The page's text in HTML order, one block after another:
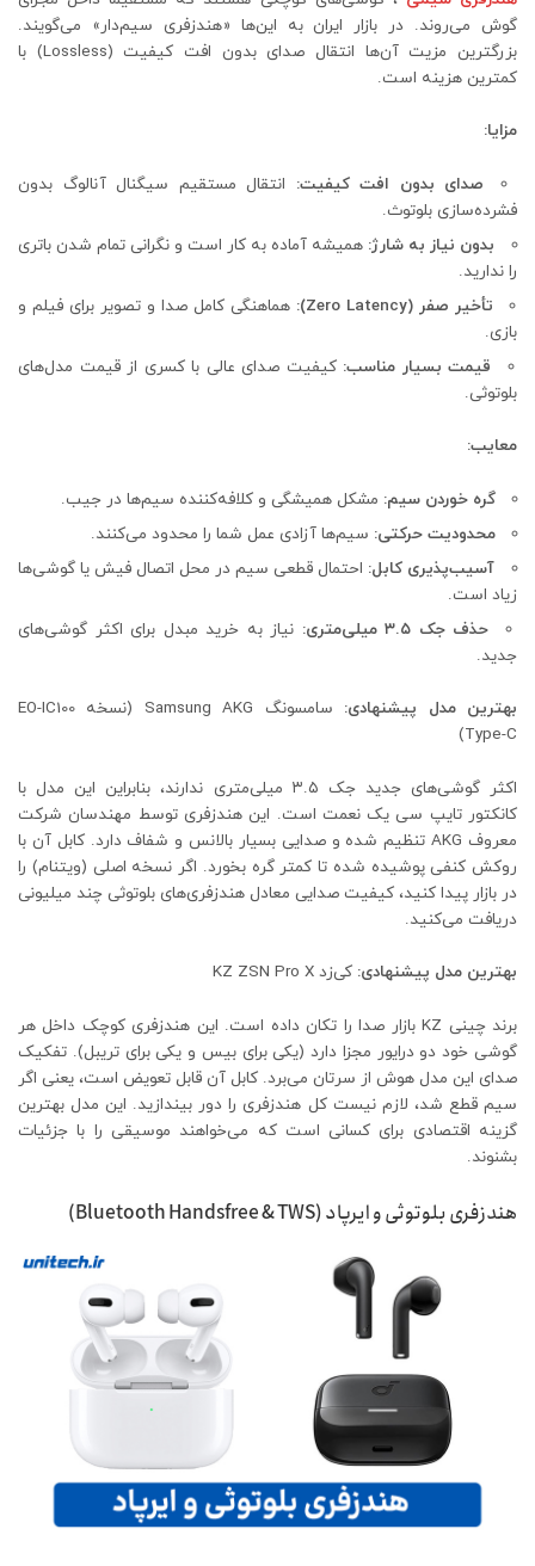
گوش می‌روند. در بازار ایران به این‌ها «هندزفری سیم‌دار» می‌گویند.
بزرگترین مزیت آن‌ها انتقال صدای بدون افت کیفیت (Lossless) با
کمترین هزینه است.
مزایا:
صدای بدون افت کیفیت: انتقال مستقیم سیگنال آنالوگ بدون
فشرده‌سازی بلوتوث.
بدون نیاز به شارژ: همیشه آماده به کار است و نگرانی تمام شدن باتری
را ندارید.
تأخیر صفر (Zero Latency):
هماهنگی کامل صدا و تصویر برای فیلم و
بازی.
قیمت بسیار مناسب: کیفیت صدای عالی با کسری از قیمت مدل‌های
بلوتوثی.
معایب:
گره خوردن سیم: مشکل همیشگی و کلافه‌کننده سیم‌ها در جیب.
محدودیت حرکتی: سیم‌ها آزادی عمل شما را محدود می‌کنند.
آسیب‌پذیری کابل: احتمال قطعی سیم در محل اتصال فیش یا گوشی‌ها
زیاد است.
حذف جک ۳.۵ میلی‌متری:
نیاز به خرید مبدل برای اکثر گوشی‌های
جدید.
بهترین مدل پیشنهادی:
سامسونگ Samsung AKG (نسخه EO-IC100
Type-C)
اکثر گوشی‌های جدید جک ۳.۵ میلی‌متری ندارند، بنابراین این مدل با
کانکتور تایپ سی یک نعمت است. این هندزفری توسط مهندسان شرکت
معروف AKG تنظیم شده و صدایی بسیار بالانس و شفاف دارد. کابل آن با
روکش کنفی پوشیده شده تا کمتر گره بخورد. اگر نسخه اصلی (ویتنام) را
در بازار پیدا کنید، کیفیت صدایی معادل هندزفری‌های بلوتوثی چند میلیونی
دریافت می‌کنید.
بهترین مدل پیشنهادی: کی‌زد KZ ZSN Pro X
برند چینی KZ بازار صدا را تکان داده است. این هندزفری کوچک داخل هر
گوشی خود دو درایور مجزا دارد (یکی برای بیس و یکی برای تریبل). تفکیک
صدای این مدل هوش از سرتان می‌برد. کابل آن قابل تعویض است، یعنی اگر
سیم قطع شد، لازم نیست کل هندزفری را دور بیندازید. این مدل بهترین
گزینه اقتصادی برای کسانی است که می‌خواهند موسیقی را با جزئیات
بشنوند.
هندزفری بلوتوثی و ایرپاد (Bluetooth Handsfree & TWS)